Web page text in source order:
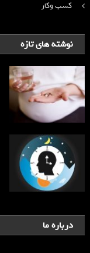
کسب وکار
نوشته های تازه
درباره ما